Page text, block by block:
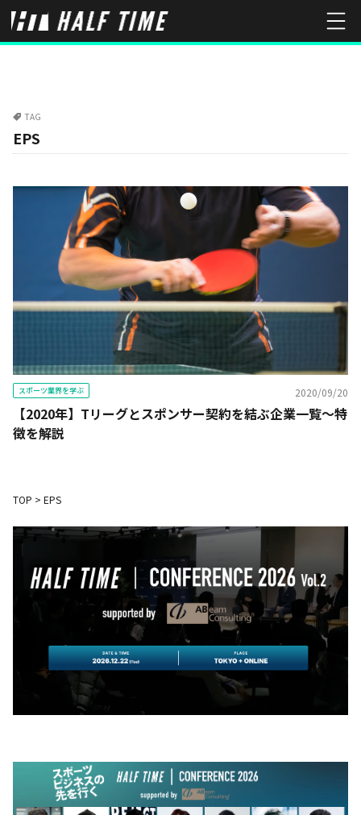
TAG
EPS
スポーツ業界を学ぶ 2020/09/20
【2020年】Tリーグとスポンサー契約を結ぶ企業一覧～特
徴を解説
TOP > EPS